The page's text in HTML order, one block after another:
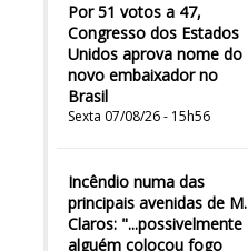
Por 51 votos a 47,
Congresso dos Estados
Unidos aprova nome do
novo embaixador no
Brasil
Sexta 07/08/26 - 15h56
Incêndio numa das
principais avenidas de M.
Claros: "...possivelmente
alguém colocou fogo